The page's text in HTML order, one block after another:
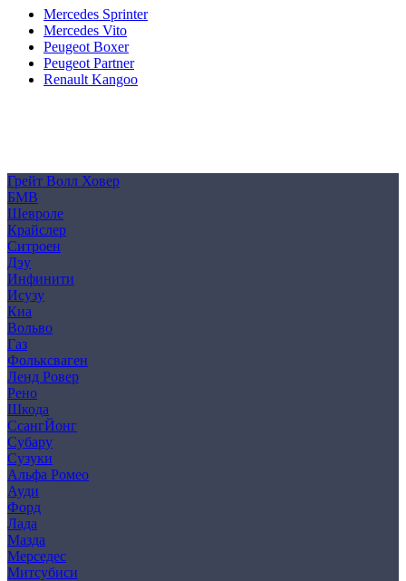
Mercedes Sprinter
Mercedes Vito
Peugeot Boxer
Peugeot Partner
Renault Kangoo
Грейт Волл Ховер
БМВ
Шевроле
Крайслер
Ситроен
Дэу
Инфинити
Исузу
Киа
Вольво
Газ
Фольксваген
Ленд Ровер
Рено
Шкода
СсангЙонг
Субару
Сузуки
Альфа Ромео
Ауди
Форд
Лада
Мазда
Мерседес
Митсубиси